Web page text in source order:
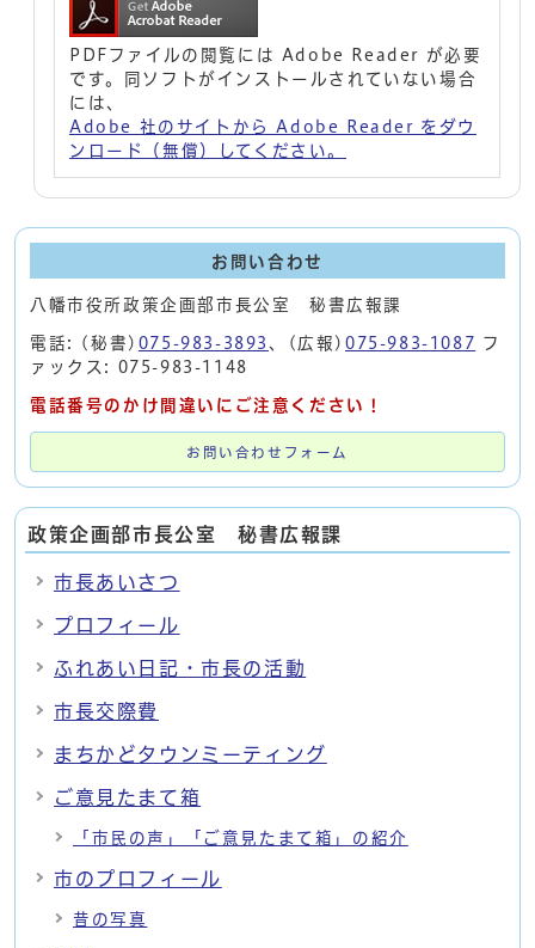
PDFファイルの閲覧には Adobe Reader が必要
です。同ソフトがインストールされていない場合
には、
Adobe 社のサイトから Adobe Reader をダウ
ンロード（無償）してください。
お問い合わせ
八幡市役所政策企画部市長公室 秘書広報課
電話: (秘書) 075-983-3893 、(広報)075-983-1087 フ
ァックス: 075-983-1148
電話番号のかけ間違いにご注意ください！
お問い合わせフォーム
政策企画部市長公室 秘書広報課
市長あいさつ
プロフィール
ふれあい日記・市長の活動
市長交際費
まちかどタウンミーティング
ご意見たまて箱
「市民の声」「ご意見たまて箱」の紹介
市のプロフィール
昔の写真